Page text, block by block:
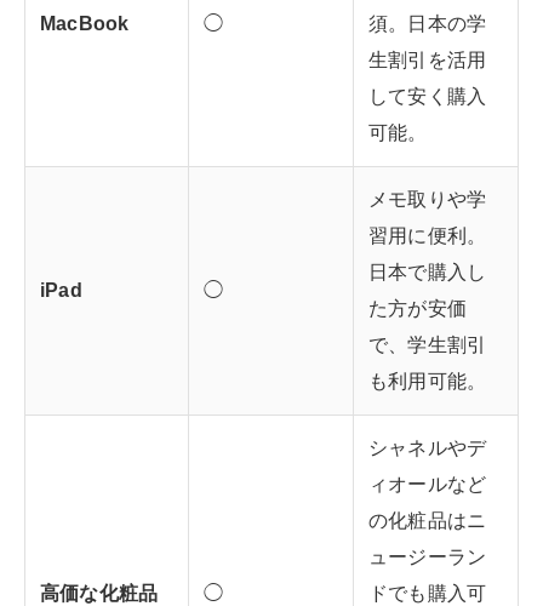
MacBook ◯
須。日本の学
生割引を活用
して安く購入
可能。
iPad ◯
メモ取りや学
習用に便利。
日本で購入し
た方が安価
で、学生割引
も利用可能。
高価な化粧品 ◯
シャネルやデ
ィオールなど
の化粧品はニ
ュージーラン
ドでも購入可